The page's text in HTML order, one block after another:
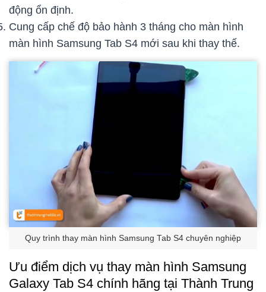
động ổn định.
Cung cấp chế độ bảo hành 3 tháng cho màn hình
màn hình Samsung Tab S4 mới sau khi thay thế.
Quy trình thay màn hình Samsung Tab S4 chuyên nghiệp
Ưu điểm dịch vụ thay màn hình Samsung
Galaxy Tab S4 chính hãng tại Thành Trung